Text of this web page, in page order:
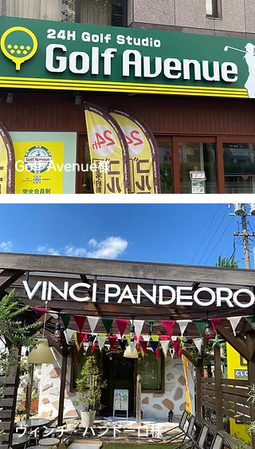
Golf Avenue様
ヴィンチ・パンドーロ様